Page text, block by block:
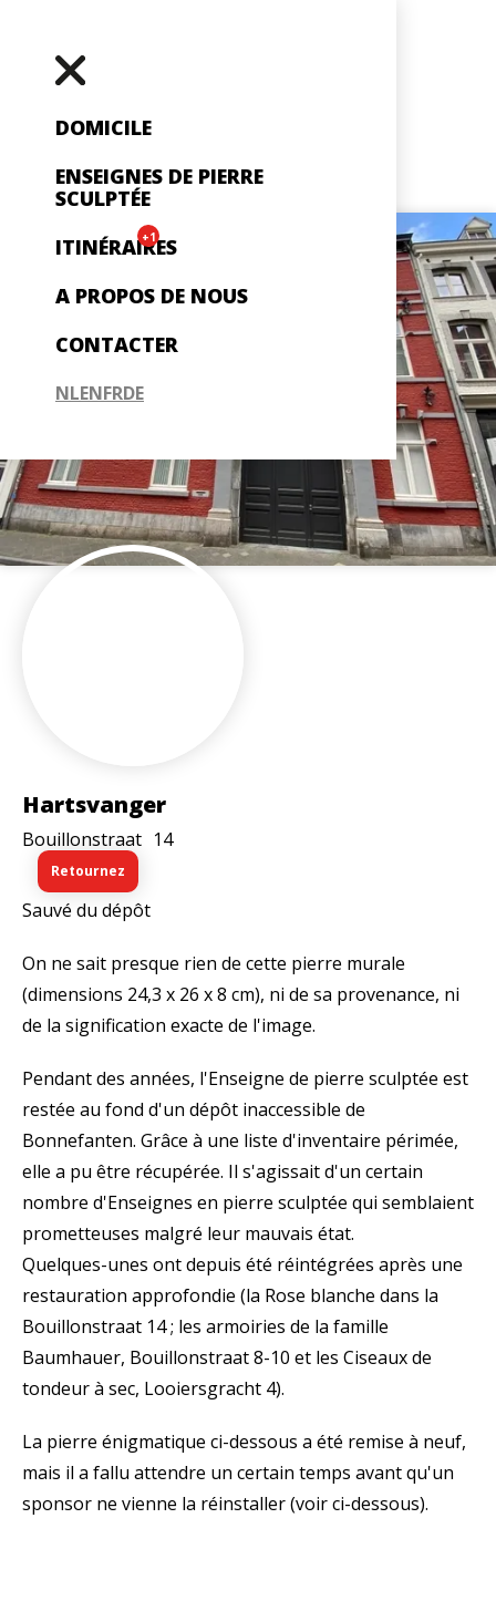
DOMICILE
ENSEIGNES DE PIERRE
SCULPTÉE
ITINÉRAIRES
+1
A PROPOS DE NOUS
CONTACTER
NLENFRDE
Hartsvanger
Bouillonstraat 14
Retournez
Sauvé du dépôt
On ne sait presque rien de cette pierre murale
(dimensions 24,3 x 26 x 8 cm), ni de sa provenance, ni
de la signification exacte de l'image.
Pendant des années, l'Enseigne de pierre sculptée est
restée au fond d'un dépôt inaccessible de
Bonnefanten. Grâce à une liste d'inventaire périmée,
elle a pu être récupérée. Il s'agissait d'un certain
nombre d'Enseignes en pierre sculptée qui semblaient
prometteuses malgré leur mauvais état.
Quelques-unes ont depuis été réintégrées après une
restauration approfondie (la Rose blanche dans la
Bouillonstraat 14 ; les armoiries de la famille
Baumhauer, Bouillonstraat 8-10 et les Ciseaux de
tondeur à sec, Looiersgracht 4).
La pierre énigmatique ci-dessous a été remise à neuf,
mais il a fallu attendre un certain temps avant qu'un
sponsor ne vienne la réinstaller (voir ci-dessous).